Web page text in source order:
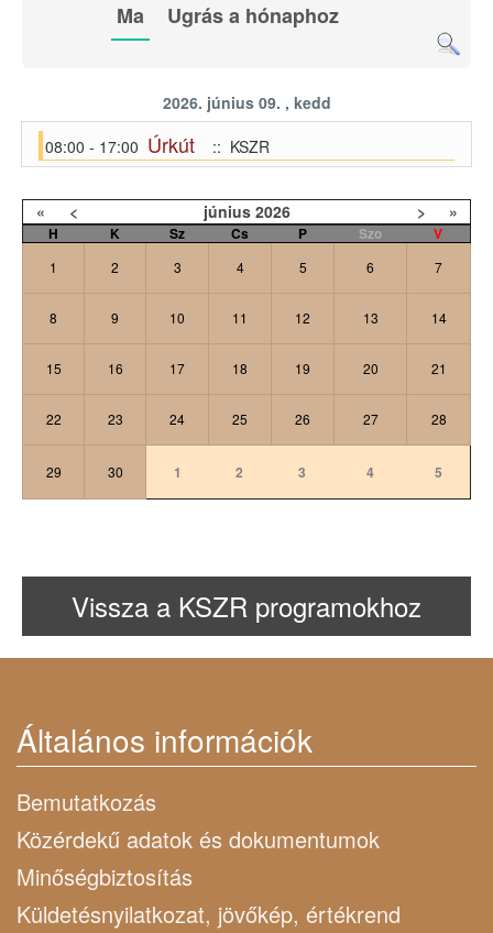
Ma
Ugrás a hónaphoz
2026. június 09. , kedd
08:00 - 17:00 Úrkút :: KSZR
« < június 2026 > »
H K Sz Cs P Szo V
1 2 3 4 5 6 7
8 9 10 11 12 13 14
15 16 17 18 19 20 21
22 23 24 25 26 27 28
29 30 1 2 3 4 5
Vissza a KSZR programokhoz
Általános információk
Bemutatkozás
Közérdekű adatok és dokumentumok
Minőségbiztosítás
Küldetésnyilatkozat, jövőkép, értékrend